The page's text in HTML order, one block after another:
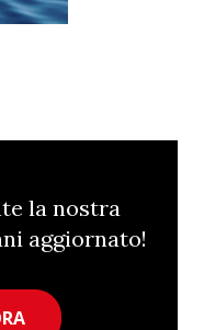
la nostra
aggiornato!